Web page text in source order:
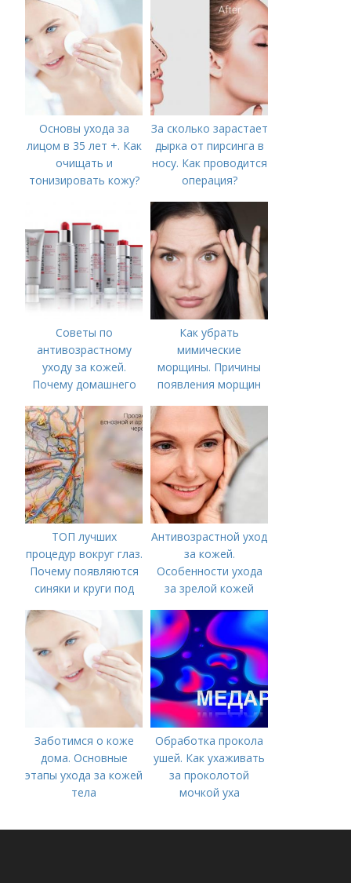
Основы ухода за
лицом в 35 лет +. Как
очищать и
тонизировать кожу?
За сколько зарастает
дырка от пирсинга в
носу. Как проводится
операция?
Советы по
антивозрастному
уходу за кожей.
Почему домашнего
Как убрать
мимические
морщины. Причины
появления морщин
ТОП лучших
процедур вокруг глаз.
Почему появляются
синяки и круги под
Антивозрастной уход
за кожей.
Особенности ухода
за зрелой кожей
Заботимся о коже
дома. Основные
этапы ухода за кожей
тела
Обработка прокола
ушей. Как ухаживать
за проколотой
мочкой уха